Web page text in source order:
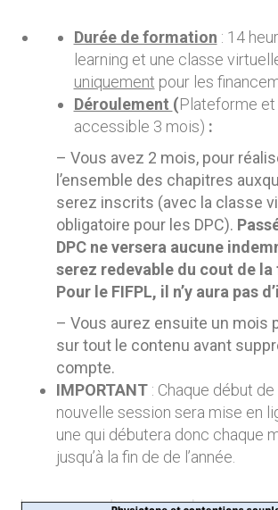
Durée de formation : 14
learning et une classe
uniquement pour les
Déroulement (Plateforme
accessible 3 mois) :
– Vous avez 2 mois, pour
l’ensemble des chapitres
serez inscrits (avec la classe
obligatoire pour les DPC).
DPC ne versera aucune
serez redevable du cout de
Pour le FIFPL, il n’y aura pas
– Vous aurez ensuite un mois
sur tout le contenu avant
compte.
IMPORTANT: Chaque début de
nouvelle session sera mise en
une qui débutera donc chaque
jusqu’à la fin de de l’année.